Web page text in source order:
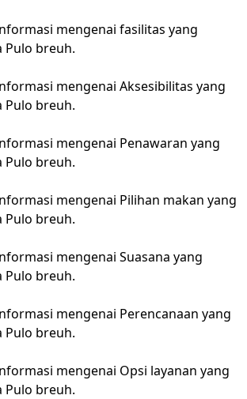
mengenai fasilitas yang
Pulo breuh.
mengenai Aksesibilitas yang
Pulo breuh.
mengenai Penawaran yang
Pulo breuh.
mengenai Pilihan makan yang
Pulo breuh.
mengenai Suasana yang
Pulo breuh.
mengenai Perencanaan yang
Pulo breuh.
mengenai Opsi layanan yang
Pulo breuh.